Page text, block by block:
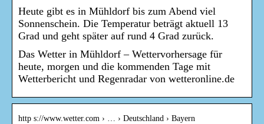
Heute gibt es in Mühldorf bis zum Abend viel
Sonnenschein. Die Temperatur beträgt aktuell 13
Grad und geht später auf rund 4 Grad zurück.
Das Wetter in Mühldorf – Wettervorhersage für
heute, morgen und die kommenden Tage mit
Wetterbericht und Regenradar von wetteronline.de
http s://www.wetter.com › … › Deutschland › Bayern